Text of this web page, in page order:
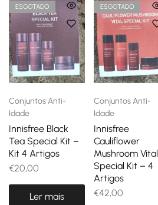
ESGOTADO
Conjuntos Anti-
Idade
Innisfree Black
Tea Special Kit –
Kit 4 Artigos
€20,00
Ler mais
ESGOTADO
Conjuntos Anti-
Idade
Innisfree
Cauliflower
Mushroom Vital
Special Kit – 4
Artigos
€42,00